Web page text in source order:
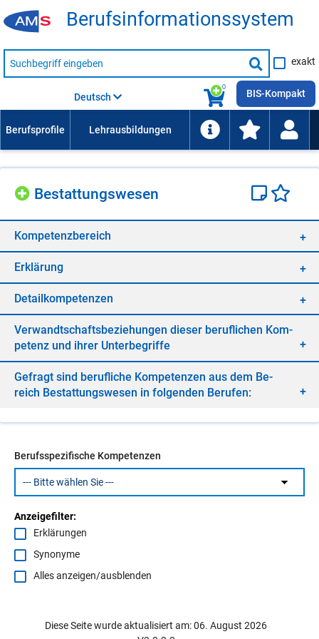
Be­rufs­in­for­ma­ti­ons­sys­tem
Suche
nach
Suche
starten
exakt
0
Deutsch BIS-Kompakt
Be­stat­tungs­we­sen
Kom­pe­tenz­be­reich
Er­klä­rung
De­tail­kom­pe­ten­zen
Ver­wandt­schafts­be­zie­hun­gen die­ser be­ruf­li­chen Kom­
pe­tenz und ih­rer Un­ter­be­grif­fe
Ge­fragt sind be­ruf­li­che Kom­pe­ten­zen aus dem Be­
reich Be­stat­tungs­we­sen in fol­gen­den Be­ru­fen:
Berufsspezifische Kompetenzen
Anzeigefilter:
Erklärungen
Synonyme
Alles anzeigen/ausblenden
Diese Seite wurde aktualisiert am: 06. August 2026